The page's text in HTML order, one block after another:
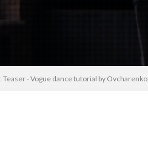
Teaser - Vogue dance tutorial by Ovcharenko